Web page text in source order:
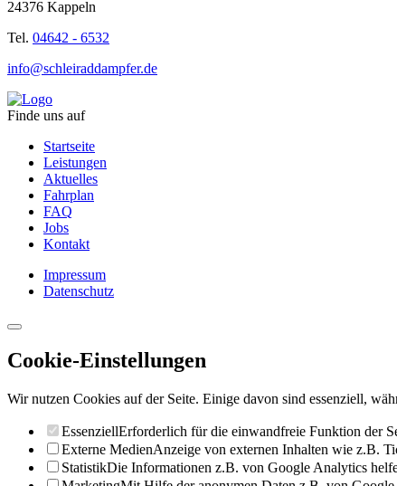
24376 Kappeln
Tel. 04642 - 6532
info@schleiraddampfer.de
Finde uns auf
Startseite
Leistungen
Aktuelles
Fahrplan
FAQ
Jobs
Kontakt
Impressum
Datenschutz
Cookie-Einstellungen
Wir nutzen Cookies auf der Seite. Einige davon sind essenziell,
EssenziellErforderlich für die einwandfreie Funktion der
Externe MedienAnzeige von externen Inhalten wie z.B.
StatistikDie Informationen z.B. von Google Analytics